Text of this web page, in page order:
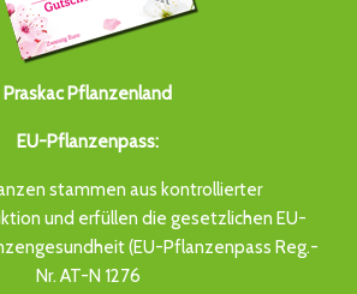
Praskac Pflanzenland
EU-Pflanzenpass:
stammen aus kontrollierter
und erfüllen die gesetzlichen EU-
(EU-Pflanzenpass Reg.-
Nr. AT-N 1276